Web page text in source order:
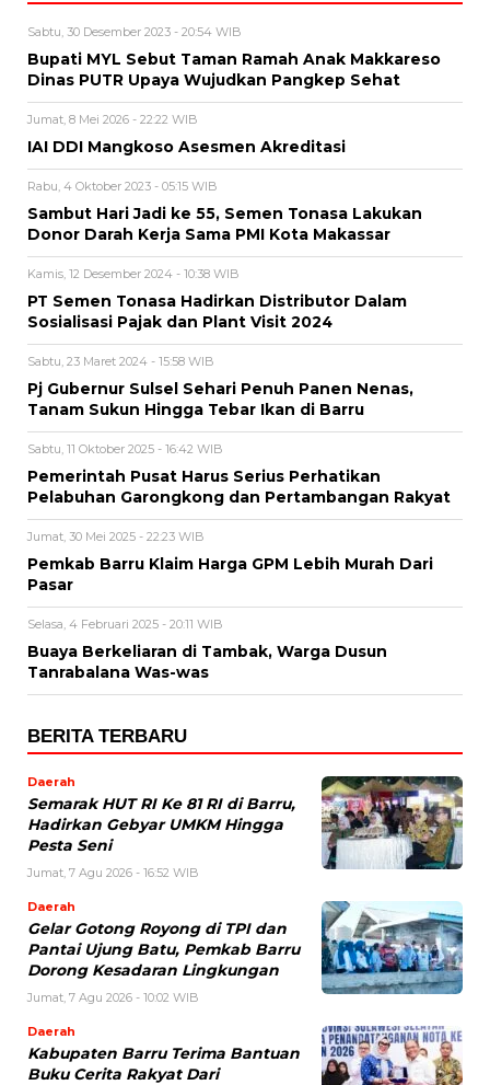
Sabtu, 30 Desember 2023 - 20:54 WIB
Bupati MYL Sebut Taman Ramah Anak Makkareso
Dinas PUTR Upaya Wujudkan Pangkep Sehat
Jumat, 8 Mei 2026 - 22:22 WIB
IAI DDI Mangkoso Asesmen Akreditasi
Rabu, 4 Oktober 2023 - 05:15 WIB
Sambut Hari Jadi ke 55, Semen Tonasa Lakukan
Donor Darah Kerja Sama PMI Kota Makassar
Kamis, 12 Desember 2024 - 10:38 WIB
PT Semen Tonasa Hadirkan Distributor Dalam
Sosialisasi Pajak dan Plant Visit 2024
Sabtu, 23 Maret 2024 - 15:58 WIB
Pj Gubernur Sulsel Sehari Penuh Panen Nenas,
Tanam Sukun Hingga Tebar Ikan di Barru
Sabtu, 11 Oktober 2025 - 16:42 WIB
Pemerintah Pusat Harus Serius Perhatikan
Pelabuhan Garongkong dan Pertambangan Rakyat
Jumat, 30 Mei 2025 - 22:23 WIB
Pemkab Barru Klaim Harga GPM Lebih Murah Dari
Pasar
Selasa, 4 Februari 2025 - 20:11 WIB
Buaya Berkeliaran di Tambak, Warga Dusun
Tanrabalana Was-was
BERITA TERBARU
Daerah
Semarak HUT RI Ke 81 RI di Barru,
Hadirkan Gebyar UMKM Hingga
Pesta Seni
Jumat, 7 Agu 2026 - 16:52 WIB
Daerah
Gelar Gotong Royong di TPI dan
Pantai Ujung Batu, Pemkab Barru
Dorong Kesadaran Lingkungan
Jumat, 7 Agu 2026 - 10:02 WIB
Daerah
Kabupaten Barru Terima Bantuan
Buku Cerita Rakyat Dari